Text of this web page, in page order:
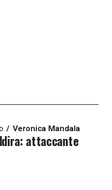
Veronica Mandala
attaccante